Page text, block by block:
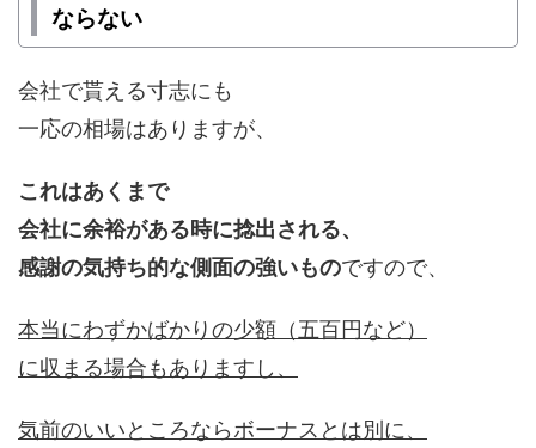
ならない
会社で貰える寸志にも
一応の相場はありますが、
これはあくまで
会社に余裕がある時に捻出される、
感謝の気持ち的な側面の強いものですので、
本当にわずかばかりの少額（五百円など）
に収まる場合もありますし、
気前のいいところならボーナスとは別に、